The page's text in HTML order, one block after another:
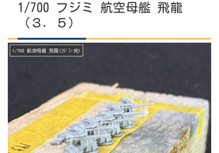
1/700 フジミ 航空母艦 飛龍
（３．５）
1/700 航空母艦 飛龍(ﾌｼﾞﾐ･完)